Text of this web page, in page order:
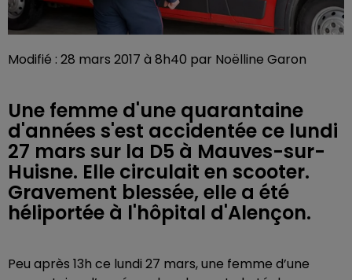
Modifié : 28 mars 2017 à 8h40 par Noëlline Garon
Une femme d'une quarantaine
d'années s'est accidentée ce lundi
27 mars sur la D5 à Mauves-sur-
Huisne. Elle circulait en scooter.
Gravement blessée, elle a été
héliportée à l'hôpital d'Alençon.
Peu après 13h ce lundi 27 mars, une femme d’une